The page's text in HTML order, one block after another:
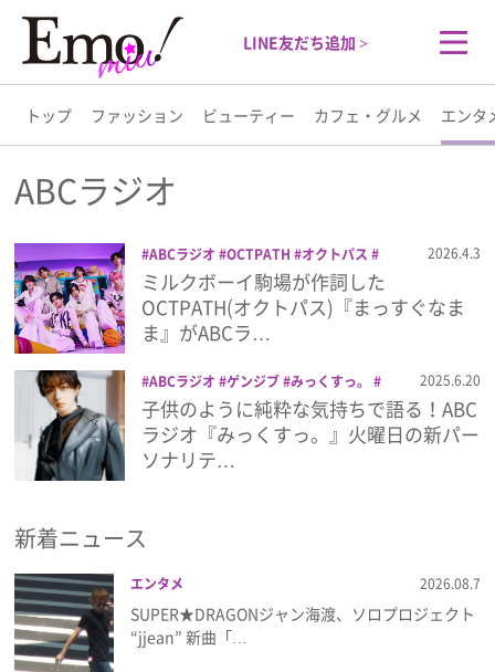
LINE友だち追加 >
トップ ファッション ビューティー カフェ・グルメ エンタ
トップ
ファッション
ビューティー
カフェ・グルメ
エンタメ
ライフスタイル
プレゼント
インタビュー
ABCラジオ
ABCラジオ OCTPATH
オクトパス
ミルクボーイ ミルクボーイの火曜日やな
いか！
ラジオ
2026.4.3
ミルクボーイ駒場が作詞した
OCTPATH(オクトパス)『まっすぐなま
ま』がABCラ…
ABCラジオ ゲンジブ みっくすっ。
ラジオ 原因は自分にある。 長野凌大
長野凌大のKid World
2025.6.20
子供のように純粋な気持ちで語る！ABC
ラジオ『みっくすっ。』火曜日の新パー
ソナリテ…
新着ニュース
エンタメ 2026.08.7
SUPER★DRAGONジャン海渡、ソロプロジェクト
“jjean” 新曲「…